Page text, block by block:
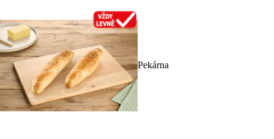
Pekárna